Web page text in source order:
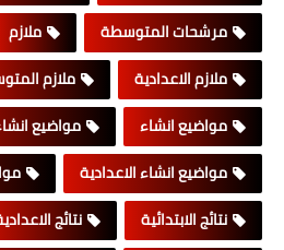
مرشحات المتوسطة
ملازم
ملازم الاعدادية
ملازم
مواضيع انشاء
مواضيع
مواضيع انشاء الاعدادية
نتائج الابتدائية
نتائج